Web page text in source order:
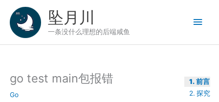
坠月川
一条没什么理想的后端咸鱼
主
菜
go test main包报错
Go
前言
探究